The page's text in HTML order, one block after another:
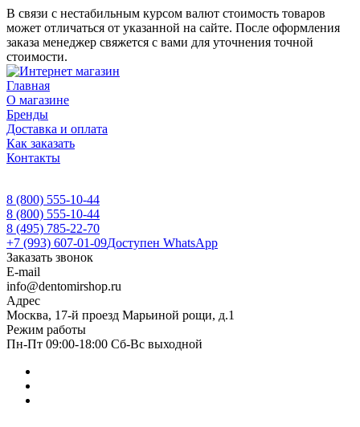
В связи с нестабильным курсом валют стоимость товаров
может отличаться от указанной на сайте. После оформления
заказа менеджер свяжется с вами для уточнения точной
стоимости.
Главная
О магазине
Бренды
Доставка и оплата
Как заказать
Контакты
8 (800) 555-10-44
8 (800) 555-10-44
8 (495) 785-22-70
+7 (993) 607-01-09Доступен WhatsApp
Заказать звонок
E-mail
info@dentomirshop.ru
Адрес
Москва, 17-й проезд Марьиной рощи, д.1
Режим работы
Пн-Пт 09:00-18:00 Сб-Вс выходной